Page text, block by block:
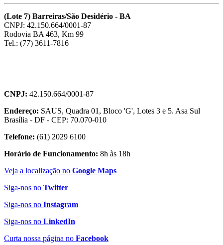
(Lote 7) Barreiras/São Desidério - BA
CNPJ: 42.150.664/0001-87
Rodovia BA 463, Km 99
Tel.: (77) 3611-7816
CNPJ: 42.150.664/0001-87
Endereço: SAUS, Quadra 01, Bloco 'G', Lotes 3 e 5. Asa Sul
Brasília - DF - CEP: 70.070-010
Telefone: (61) 2029 6100
Horário de Funcionamento: 8h às 18h
Veja a localização no Google Maps
Siga-nos no Twitter
Siga-nos no Instagram
Siga-nos no LinkedIn
Curta nossa página no Facebook